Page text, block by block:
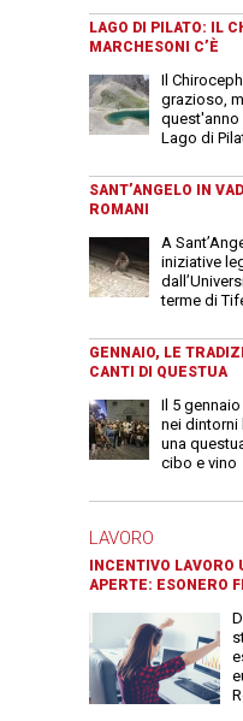
LAGO DI PILATO: IL
MARCHESONI C’È
Il
grazioso,
quest'anno
Lago di
SANT’ANGELO IN
ROMANI
A
iniziative
terme di
GENNAIO, LE
CANTI DI QUESTUA
Il 5
nei dintorni
una
cibo e vino
LAVORO
INCENTIVO LAVORO
APERTE: ESONERO